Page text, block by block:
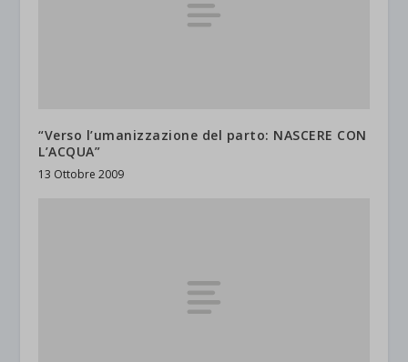
“Verso l’umanizzazione del parto: NASCERE CON
L’ACQUA”
13 Ottobre 2009